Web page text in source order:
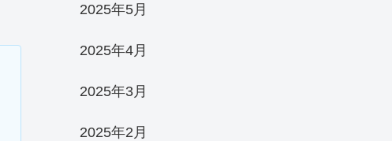
2025年5月
2025年4月
2025年3月
2025年2月